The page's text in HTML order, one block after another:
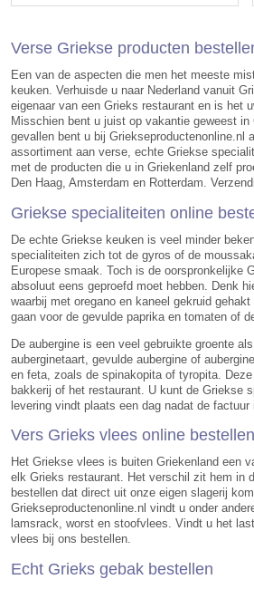
Verse Griekse producten
Een van de aspecten die men het meeste
keuken. Verhuisde u naar Nederland vanuit
eigenaar van een Grieks restaurant en is het
Misschien bent u juist op vakantie geweest
gevallen bent u bij Griekseproductenonline.nl
assortiment aan verse, echte Griekse
met de producten die u in Griekenland zelf
Den Haag, Amsterdam en Rotterdam.
Griekse specialiteiten online
De echte Griekse keuken is veel minder
specialiteiten zich tot de gyros of de
Europese smaak. Toch is de oorspronkelijke
absoluut eens geproefd moet hebben. Denk
waarbij met oregano en kaneel gekruid
gaan voor de gevulde paprika en tomaten of
De aubergine is een veel gebruikte groente
auberginetaart, gevulde aubergine of
en feta, zoals de spinakopita of tyropita.
bakkerij of het restaurant. U kunt de Griekse
levering vindt plaats een dag nadat de factuur
Vers Grieks vlees online bestellen
Het Griekse vlees is buiten Griekenland een
elk Grieks restaurant. Het verschil zit hem in
bestellen dat direct uit onze eigen slagerij
Griekseproductenonline.nl vindt u onder
lamsrack, worst en stoofvlees. Vindt u het
vlees bij ons bestellen.
Echt Grieks gebak bestellen